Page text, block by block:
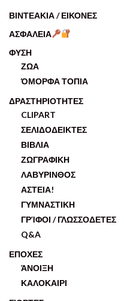
ΒΙΝΤΕΑΚΙΑ / ΕΙΚΟΝΕΣ
ΑΣΦΑΛΕΙΑ
ΦΥΣΗ
ΖΩΑ
ΌΜΟΡΦΑ ΤΟΠΙΑ
ΔΡΑΣΤΗΡΙΟΤΗΤΕΣ
CLIPART
ΣΕΛΙΔΟΔΕΙΚΤΕΣ
ΒΙΒΛΙΑ
ΖΩΓΡΑΦΙΚΗ
ΛΑΒΥΡΙΝΘΟΣ
ΑΣΤΕΙΑ!
ΓΥΜΝΑΣΤΙΚΗ
ΓΡΊΦΟΙ / ΓΛΩΣΣΟΔΕΤΕΣ
Q&A
ΕΠΟΧΕΣ
ΆΝΟΙΞΗ
ΚΑΛΟΚΑΙΡΙ